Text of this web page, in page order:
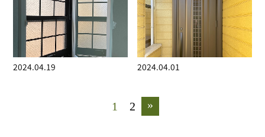
2024.04.19 2024.04.01
1 2 »